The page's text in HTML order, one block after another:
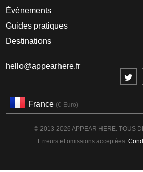
Événements
Guides pratiques
Destinations
hello@appearhere.fr
France (€ Euro)
© 2013-2026 APPEAR HERE. TOUS
Erreurs et omissions acceptées.